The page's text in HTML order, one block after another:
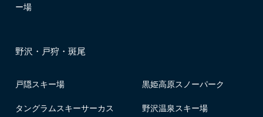
ー場
野沢・戸狩・斑尾
戸隠スキー場 黒姫高原スノーパーク
タングラムスキーサーカス 野沢温泉スキー場